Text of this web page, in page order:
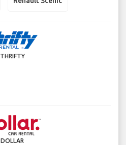
THRIFTY
DOLLAR